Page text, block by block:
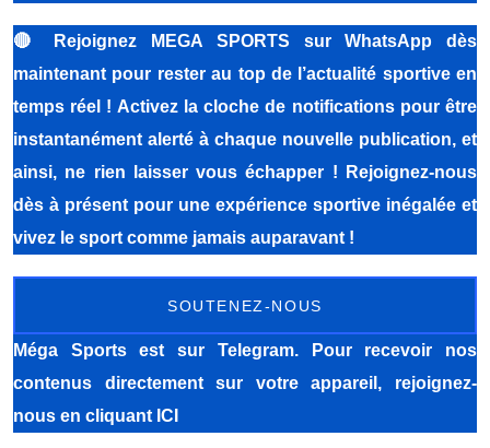
🔴
Rejoignez MEGA SPORTS sur WhatsApp dès
maintenant pour rester au top de l’actualité sportive en
temps réel ! Activez la cloche de notifications pour être
instantanément alerté à chaque nouvelle publication, et
ainsi, ne rien laisser vous échapper ! Rejoignez-nous
dès à présent pour une expérience sportive inégalée et
vivez le sport comme jamais auparavant !
SOUTENEZ-NOUS
Méga Sportsest sur Telegram. Pour recevoir nos
contenus directement sur votre appareil, rejoignez-
nous en cliquant ICI